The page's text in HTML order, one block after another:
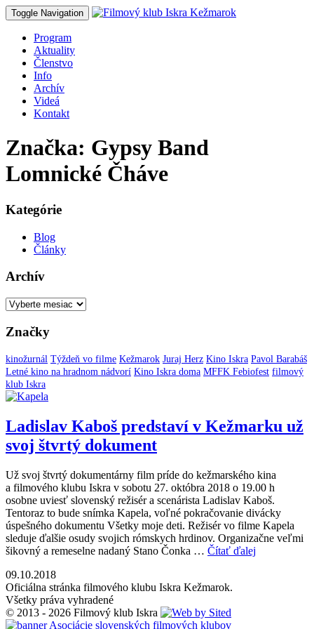
Toggle Navigation
Program
Aktuality
Členstvo
Info
Archív
Videá
Kontakt
Značka: Gypsy Band
Lomnické Čháve
Kategórie
Blog
Články
Archív
Archív
Značky
kinožurnál Týždeň vo filme Kežmarok Juraj Herz Kino Iskra Pavol Barabáš
Letné kino na hradnom nádvorí Kino Iskra doma MFFK Febiofest filmový
klub Iskra
Ladislav Kaboš predstaví v Kežmarku už
svoj štvrtý dokument
Už svoj štvrtý dokumentárny film príde do kežmarského kina
a filmového klubu Iskra v sobotu 27. októbra 2018 o 19.00 h
osobne uviesť slovenský režisér a scenárista Ladislav Kaboš.
Tentoraz to bude snímka Kapela, voľné pokračovanie divácky
úspešného dokumentu Všetky moje deti. Režisér vo filme Kapela
sleduje ďalšie osudy svojich rómskych hrdinov. Organizačne veľmi
šikovný a remeselne nadaný Stano Čonka … Čítať ďalej
09.10.2018
Oficiálna stránka filmového klubu Iskra Kežmarok.
Všetky práva vyhradené
© 2013 - 2026 Filmový klub Iskra